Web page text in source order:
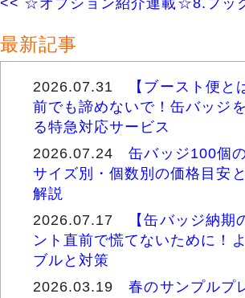
最新記事
2026.07.31
【ブースト便と
前でも諦めないで！缶バッジ
る特急対応サービス
2026.07.24缶バッジ100個
サイズ別・個数別の価格目安
解説
2026.07.17
【缶バッジ納期
ント直前で慌てないために！
ブルと対策
2026.03.19春のサンプルプ